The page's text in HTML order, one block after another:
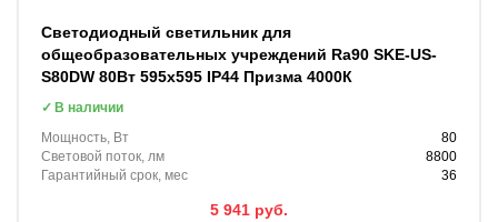
Светодиодный светильник для
общеобразовательных учреждений Ra90 SKE-US-
S80DW 80Вт 595x595 IP44 Призма 4000К
В наличии
Мощность, Вт
80
Световой поток, лм
8800
Гарантийный срок, мес
36
5 941 руб.